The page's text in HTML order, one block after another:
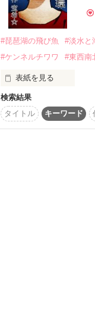
検索対象
タイトル
ジャンル
ステータス
#琵琶湖の飛び魚 #淡水と
#ケンネルチワワ
#東西南
表紙を見る
[東西南北はウチのチ
屋倒壊浪漫に恵まれ
検索結果
タイトル
キーワード